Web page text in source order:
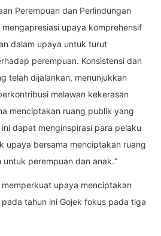
Perempuan dan Perlindungan
mengapresiasi upaya komprehensif
dalam upaya untuk turut
perempuan. Konsistensi dan
telah dijalankan, menunjukkan
melawan kekerasan
menciptakan ruang publik yang
dapat menginspirasi para pelaku
upaya bersama menciptakan ruang
perempuan dan anak.“
upaya menciptakan
tahun ini Gojek fokus pada tiga